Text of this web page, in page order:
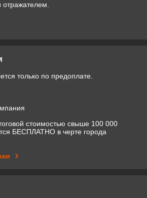
только по предоплате.
стоимостью свыше 100 000
БЕСПЛАТНО в черте города